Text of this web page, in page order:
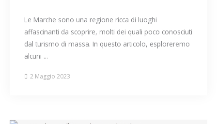
Le Marche sono una regione ricca di luoghi
affascinanti da scoprire, molti dei quali poco conosciuti
dal turismo di massa. In questo articolo, esploreremo
alcuni ...
2 Maggio 2023